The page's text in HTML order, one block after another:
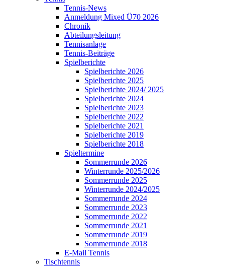
Tennis-News
Anmeldung Mixed Ü70 2026
Chronik
Abteilungsleitung
Tennisanlage
Tennis-Beiträge
Spielberichte
Spielberichte 2026
Spielberichte 2025
Spielberichte 2024/ 2025
Spielberichte 2024
Spielberichte 2023
Spielberichte 2022
Spielberichte 2021
Spielberichte 2019
Spielberichte 2018
Spieltermine
Sommerrunde 2026
Winterrunde 2025/2026
Sommerrunde 2025
Winterrunde 2024/2025
Sommerrunde 2024
Sommerrunde 2023
Sommerrunde 2022
Sommerrunde 2021
Sommerrunde 2019
Sommerrunde 2018
E-Mail Tennis
Tischtennis